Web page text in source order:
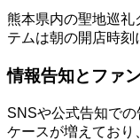
熊本県内の聖地巡礼
テムは朝の開店時刻
情報告知とファ
SNSや公式告知で
ケースが増えており